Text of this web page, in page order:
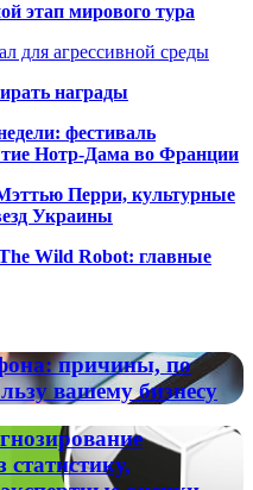
этап мирового тура
для агрессивной среды
награды
фестиваль
Нотр-Дама во Франции
Перри, культурные
Украины
Wild Robot: главные
причины, по
вашему бизнесу
статистику,